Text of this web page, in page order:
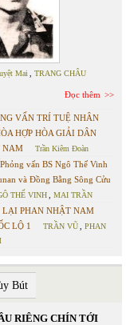
Mai TRANG CHÂU
Đọc thêm
VẤN TRÍ TUỆ NHÂN
HỢP HÒA GIẢI DÂN
NAM
Trần Kiêm Đoàn
vấn BS Ngô Thế Vinh
và Đồng Bằng Sông Cửu
THẾ VINH MAI TRẦN
LẠI PHAN NHẬT NAM
LỘ 1
TRẦN VŨ
PHAN
Bút
RIÊNG CHÍN TỚI